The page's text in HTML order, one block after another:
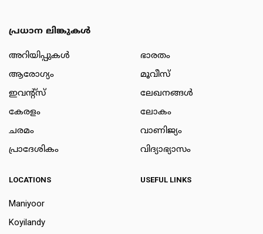
പ്രധാന ലിങ്കുകൾ
അറിയിപ്പുകള്‍
ആരോഗ്യം
ഇവന്റ്സ്
കേരളം
ചരമം
പ്രാദേശികം
ഭാരതം
മൂവീസ്
ലേഖനങ്ങള്‍
ലോകം
വാണിജ്യം
വിദ്യാഭ്യാസം
LOCATIONS
Maniyoor
Koyilandy
USEFUL LINKS